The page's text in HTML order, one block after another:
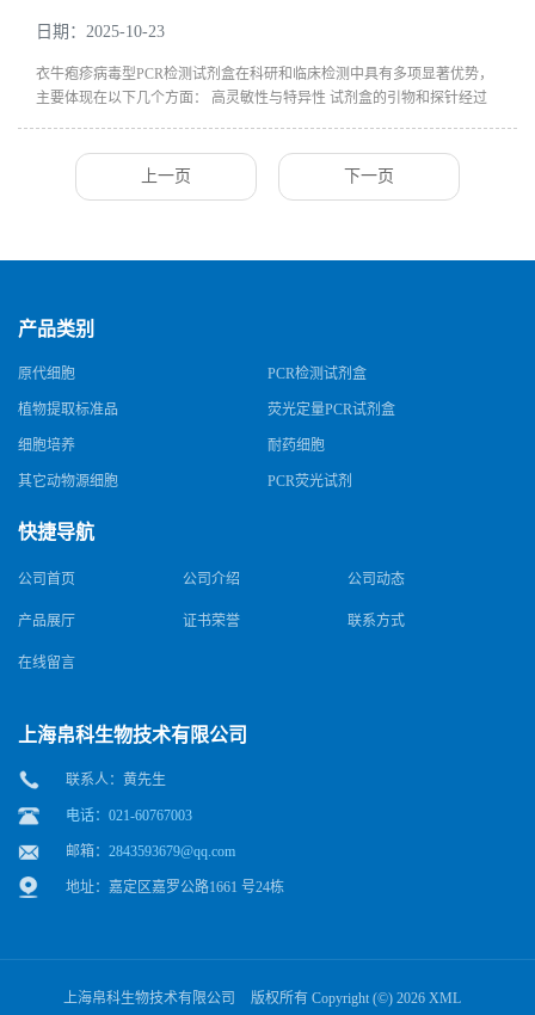
日期：2025-10-23
衣牛疱疹病毒型PCR检测试剂盒在科研和临床检测中具有多项显著优势，
主要体现在以下几个方面： 高灵敏性与特异性 试剂盒的引物和探针经过
上一页 下一页
产品类别
原代细胞 PCR检测试剂盒
植物提取标准品 荧光定量PCR试剂盒
细胞培养 耐药细胞
其它动物源细胞 PCR荧光试剂
快捷导航
公司首页 公司介绍 公司动态
产品展厅 证书荣誉 联系方式
在线留言
上海帛科生物技术有限公司
联系人：黄先生
电话：021-60767003
邮箱： 2843593679@qq.com
地址：嘉定区嘉罗公路1661 号24栋
上海帛科生物技术有限公司 版权所有 Copyright (©) 2026 XML